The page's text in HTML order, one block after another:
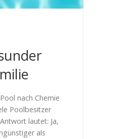
nach Chemie
Poolbesitzer
lautet: Ja,
als